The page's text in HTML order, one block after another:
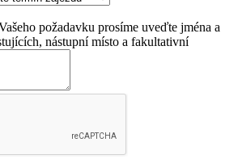
požadavku prosíme uveďte jména a
nástupní místo a fakultativní